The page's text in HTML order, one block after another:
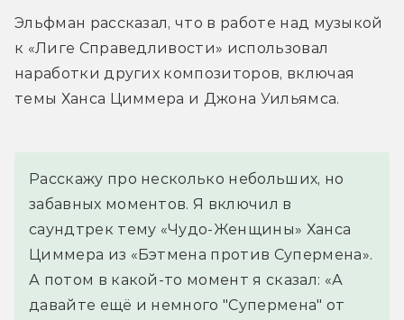
Эльфман рассказал, что в работе над музыкой
к «Лиге Справедливости» использовал
наработки других композиторов, включая
темы Ханса Циммера и Джона Уильямса.
Расскажу про несколько небольших, но
забавных моментов. Я включил в
саундтрек тему «Чудо-Женщины» Ханса
Циммера из «Бэтмена против Супермена».
А потом в какой-то момент я сказал: «А
давайте ещё и немного "Супермена" от